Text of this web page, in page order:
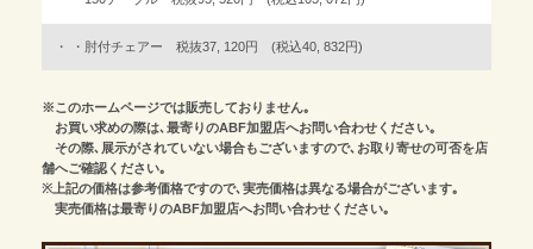
・肘付チェアー 税抜37, 120円 (税込40, 832円)
※このホームページでは販売しておりません｡
お買い求めの際は､最寄りのABF加盟店へお問い合わせください｡
その際､展示がされていない場合もございますので､お取り寄せの可否を店
舗へご確認ください｡
※上記の価格は参考価格ですので､実売価格は異なる場合がございます｡
実売価格は最寄りのABF加盟店へお問い合わせください｡